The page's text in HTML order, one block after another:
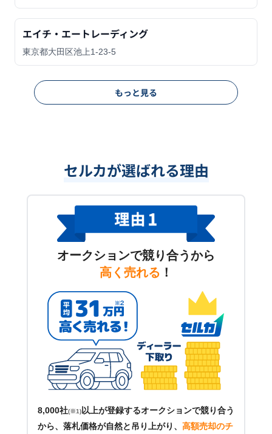
エイチ・エートレーディング
東京都大田区池上1-23-5
もっと見る
セルカが選ばれる理由
オークションで競り合うから
高く売れる ！
8,000社(※1) 以上が登録するオークションで競り合う
から、落札価格が自然と吊り上がり、 高額売却のチ